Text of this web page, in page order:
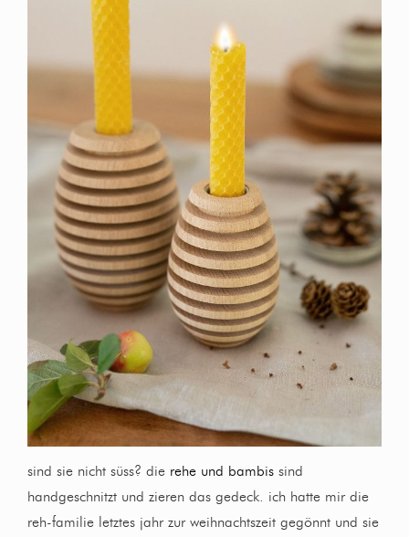
sind sie nicht süss? die rehe und bambis sind
handgeschnitzt und zieren das gedeck. ich hatte mir die
reh-familie letztes jahr zur weihnachtszeit gegönnt und sie